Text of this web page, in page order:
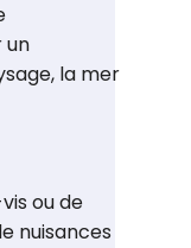
un
la mer
ou de
nuisances